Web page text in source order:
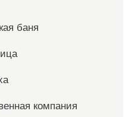
баня
компания